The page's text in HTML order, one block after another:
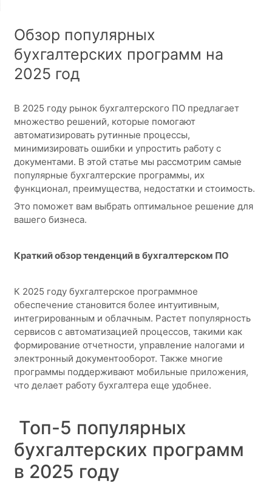
Обзор популярных
бухгалтерских программ на
2025 год
В 2025 году рынок бухгалтерского ПО предлагает
множество решений, которые помогают
автоматизировать рутинные процессы,
минимизировать ошибки и упростить работу с
документами. В этой статье мы рассмотрим самые
популярные бухгалтерские программы, их
функционал, преимущества, недостатки и стоимость.
Это поможет вам выбрать оптимальное решение для
вашего бизнеса.
Краткий обзор тенденций в бухгалтерском ПО
К 2025 году бухгалтерское программное
обеспечение становится более интуитивным,
интегрированным и облачным. Растет популярность
сервисов с автоматизацией процессов, такими как
формирование отчетности, управление налогами и
электронный документооборот. Также многие
программы поддерживают мобильные приложения,
что делает работу бухгалтера еще удобнее.
Топ-5 популярных
бухгалтерских программ
в 2025 году